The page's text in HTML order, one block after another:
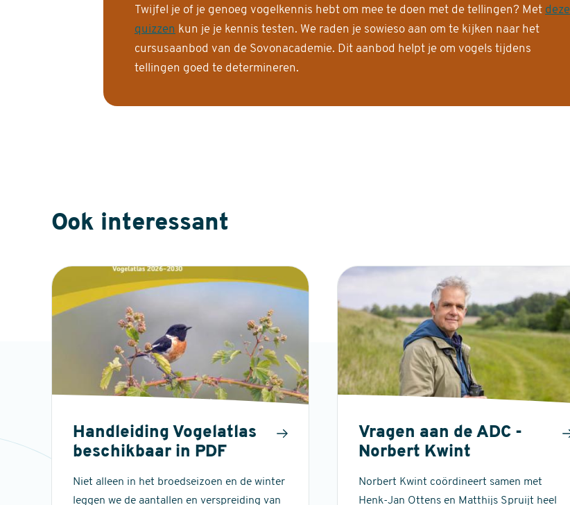
Twijfel je of je genoeg vogelkennis hebt om mee te doen met de tellingen? Met deze
quizzen kun je je kennis testen. We raden je sowieso aan om te kijken naar het
cursusaanbod van de Sovonacademie. Dit aanbod helpt je om vogels tijdens
tellingen goed te determineren.
Ook interessant
Handleiding Vogelatlas
beschikbaar in PDF
Niet alleen in het broedseizoen en de winter
leggen we de aantallen en verspreiding van
Vragen aan de ADC -
Norbert Kwint
Norbert Kwint coördineert samen met
Henk-Jan Ottens en Matthijs Spruijt heel